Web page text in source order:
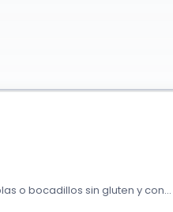
o bocadillos sin gluten y con...